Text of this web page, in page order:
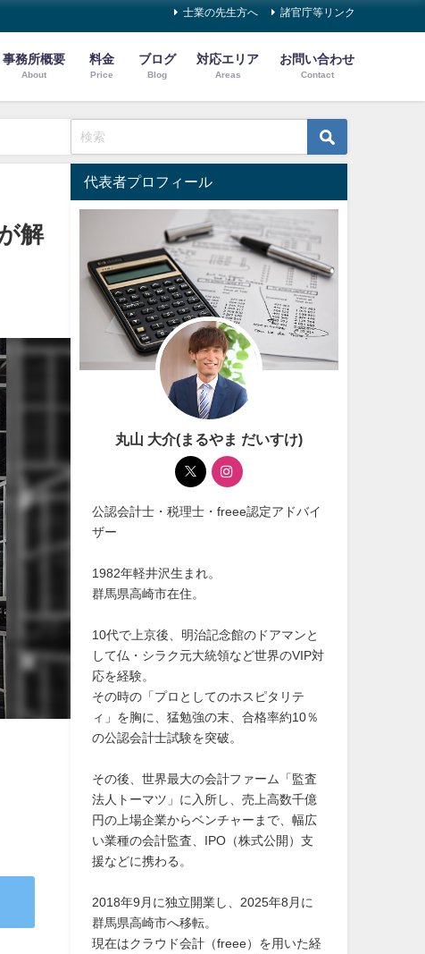
士業の先生方へ 諸官庁等リンク
事務所概要
About
料金
Price
ブログ
Blog
対応エリア
Areas
お問い合わせ
Contact
解
代表者プロフィール
丸山 大介(まるやま だいすけ)
公認会計士・税理士・freee認定アドバイ
ザー
1982年軽井沢生まれ。
群馬県高崎市在住。
10代で上京後、明治記念館のドアマンと
して仏・シラク元大統領など世界のVIP対
応を経験。
その時の「プロとしてのホスピタリテ
ィ」を胸に、猛勉強の末、合格率約10％
の公認会計士試験を突破。
その後、世界最大の会計ファーム「監査
法人トーマツ」に入所し、売上高数千億
円の上場企業からベンチャーまで、幅広
い業種の会計監査、IPO（株式公開）支
援などに携わる。
2018年9月に独立開業し、2025年8月に
群馬県高崎市へ移転。
現在はクラウド会計（freee）を用いた経